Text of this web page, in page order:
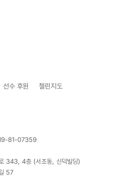
선수 후원 첼린지도
81-07359
343, 4층 (서초동, 신덕빌딩)
57